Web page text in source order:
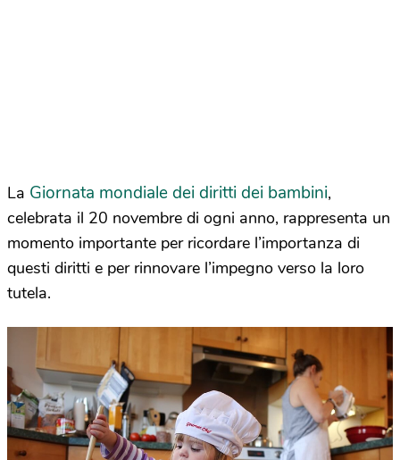
La Giornata mondiale dei diritti dei bambini,
celebrata il 20 novembre di ogni anno, rappresenta un
momento importante per ricordare l’importanza di
questi diritti e per rinnovare l’impegno verso la loro
tutela.